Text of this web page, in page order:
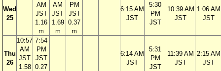
Wed
25
AM
JST
1.16
m
AM
JST
1.69
m
PM
JST
0.37
m
6:15 AM
JST
5:30
PM
JST
10:39 AM
JST
1:06 AM
JST
Thu
26
10:57
AM
JST
1.58
7:54
PM
JST
0.27
6:14 AM
JST
5:31
PM
JST
11:39 AM
JST
2:15 AM
JST